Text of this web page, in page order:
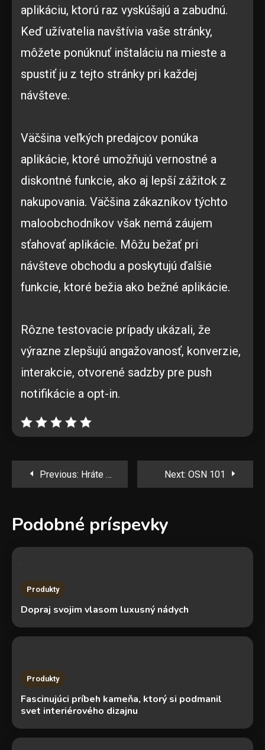
aplikáciu, ktorú raz vyskúšajú a zabudnú.
Keď užívatelia navštívia vaše stránky,
môžete ponúknuť inštaláciu na mieste a
spustiť ju z tejto stránky pri každej
návšteve.
Väčšina veľkých predajcov ponúka
aplikácie, ktoré umožňujú vernostné a
diskontné funkcie, ako aj lepší zážitok z
nakupovania. Väčšina zákazníkov týchto
maloobchodníkov však nemá záujem
sťahovať aplikácie. Môžu bežať pri
návšteve obchodu a poskytujú ďalšie
funkcie, ktoré bežia ako bežné aplikácie.
Rôzne testovacie prípady ukázali, že
výrazne zlepšujú angažovanosť, konverzie,
interakcie, otvorené sadzby pre push
notifikácie a opt-in.
Navigácia
článku
Previous: Hráte pri nákupe fér? Next: OSN 101
Podobné príspevky
Produkty
Dopraj svojim vlasom luxusný nádych
Produkty
Fascinujúci príbeh kameňa, ktorý si podmanil
svet interiérového dizajnu